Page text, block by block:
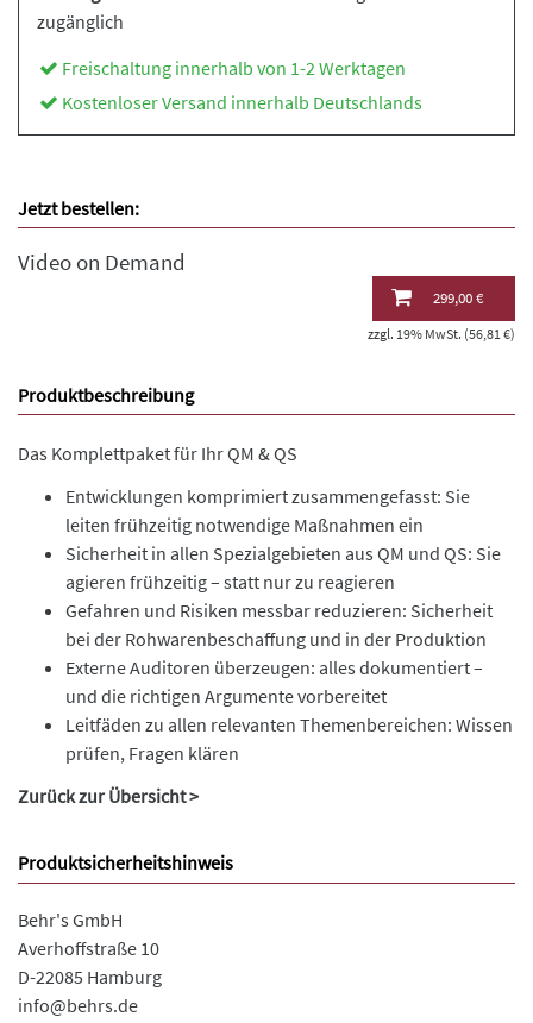
zugänglich
Freischaltung innerhalb von 1-2 Werktagen
Kostenloser Versand innerhalb Deutschlands
Jetzt bestellen:
Video on Demand
299,00 €
zzgl. 19% MwSt. (56,81 €)
Produktbeschreibung
Das Komplettpaket für Ihr QM & QS
Entwicklungen komprimiert zusammengefasst: Sie
leiten frühzeitig notwendige Maßnahmen ein
Sicherheit in allen Spezialgebieten aus QM und QS: Sie
agieren frühzeitig – statt nur zu reagieren
Gefahren und Risiken messbar reduzieren: Sicherheit
bei der Rohwarenbeschaffung und in der Produktion
Externe Auditoren überzeugen: alles dokumentiert –
und die richtigen Argumente vorbereitet
Leitfäden zu allen relevanten Themenbereichen: Wissen
prüfen, Fragen klären
Zurück zur Übersicht >
Produktsicherheitshinweis
Behr's GmbH
Averhoffstraße 10
D-22085 Hamburg
info@behrs.de